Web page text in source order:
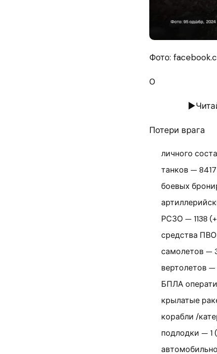
Фото:
0
Потери врага
личного
танков —
боевых
РСЗО — 1138
средства
самолетов —
вертолетов
БПЛА
крылатые
корабли /
подлодки — 1